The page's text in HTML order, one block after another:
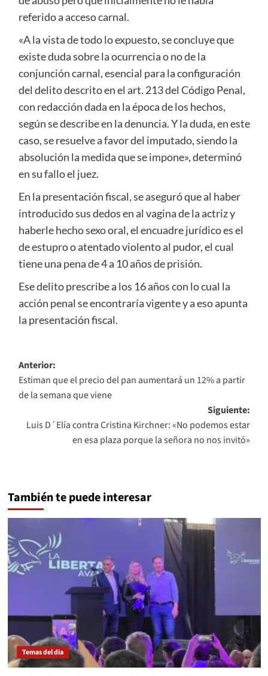
referido a acceso carnal.
«A la vista de todo lo expuesto, se concluye que
existe duda sobre la ocurrencia o no de la
conjunción carnal, esencial para la configuración
del delito descrito en el art. 213 del Código Penal,
con redacción dada en la época de los hechos,
según se describe en la denuncia. Y la duda, en este
caso, se resuelve a favor del imputado, siendo la
absolución la medida que se impone», determinó
en su fallo el juez.
En la presentación fiscal, se aseguró que al haber
introducido sus dedos en al vagina de la actriz y
haberle hecho sexo oral, el encuadre jurídico es el
de estupro o atentado violento al pudor, el cual
tiene una pena de 4 a 10 años de prisión.
Ese delito prescribe a los 16 años con lo cual la
acción penal se encontraría vigente y a eso apunta
la presentación fiscal.
Navegación
de
entradas
Anterior:
Estiman que el precio del pan aumentará un 12% a partir
de la semana que viene
Siguiente:
Luis D´Elía contra Cristina Kirchner: «No podemos estar
en esa plaza porque la señora no nos invitó»
También te puede interesar
Temas del dia